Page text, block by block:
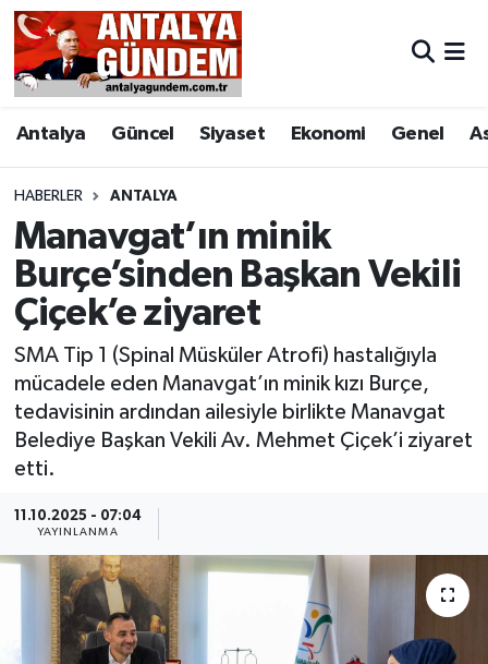
Antalya Güncel Siyaset Ekonomi Genel
HABERLER ANTALYA
Manavgat’ın minik
Burçe’sinden Başkan Vekili
Çiçek’e ziyaret
SMA Tip 1 (Spinal Müsküler Atrofi) hastalığıyla
mücadele eden Manavgat’ın minik kızı Burçe,
tedavisinin ardından ailesiyle birlikte Manavgat
Belediye Başkan Vekili Av. Mehmet Çiçek’i ziyaret
etti.
11.10.2025 - 07:04
YAYINLANMA
Antalya
Asayiş
Bilim & Teknoloji
Bölge
EĞİTİM
Ekonomi
Genel
Güncel
Kültür & Sanat
Magazin
Antalya Nöbetçi Eczaneler
Antalya Hava Durumu
Antalya Namaz Vakitleri
Antalya Trafik Yoğunluk Haritası
Süper Lig Puan Durumu ve Fikstür
Tüm Manşetler
Son Dakika Haberleri